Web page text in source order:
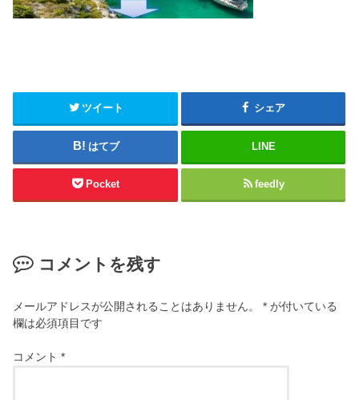
ツイート シェア
はてブ LINE
Pocket feedly
コメントを残す
メールアドレスが公開されることはありません。 * が付いている
欄は必須項目です
コメント*